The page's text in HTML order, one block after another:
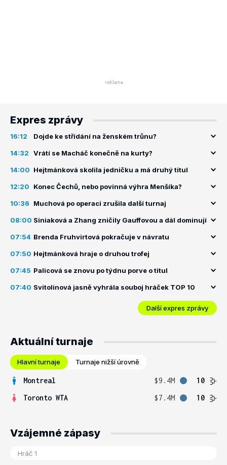
Expres zprávy
16:12 Dojde ke střídání na ženském trůnu?
14:32 Vrátí se Macháč konečně na kurty?
14:00 Hejtmánková skolila jedničku a má druhý titul
12:20 Konec Čechů, nebo povinná výhra Menšíka?
10:36 Muchová po operaci zrušila další turnaj
08:00 Siniaková a Zhang zničily Gauffovou a dál dominují
07:54 Brenda Fruhvirtová pokračuje v návratu
07:50 Hejtmánková hraje o druhou trofej
07:45 Palicová se znovu po týdnu porve o titul
07:40 Svitolinová jasně vyhrála souboj hráček TOP 10
Další expres zprávy
Aktuální turnaje
Hlavní turnaje Turnaje nižší úrovně
Montreal $9.4M
10
Toronto WTA
$7.4M 10
Vzájemné zápasy